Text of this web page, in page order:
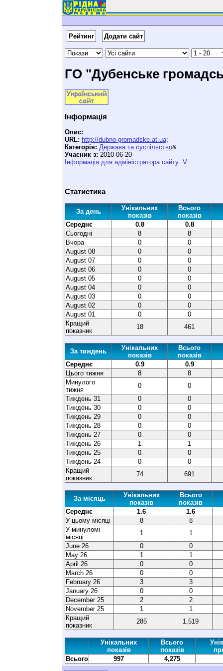
Рейтинг Додати сайт
ГО "Дубенське
Інформація
Опис:
URL: http://dubno-gromadske.at.ua;
Категорія: Держава та суспільство&
Учасник з: 2010-06-20
Інформація для адміністратора сайту: V
Статистика
За день
Унікальних
показів
Всього
показів
Середнє
0.8
0.8
Сьогодні
8
8
Вчора
0
0
August 08
0
0
August 07
0
0
August 06
0
0
August 05
0
0
August 04
0
0
August 03
0
0
August 02
0
0
August 01
0
0
Кращий
показник
18 461
За тиждень
Унікальних
показів
Всього
показів
Середнє
0.9
0.9
Цього тижня
8
8
Минулого
тижня
0
0
Тиждень 31
0
0
Тиждень 30
0
0
Тиждень 29
0
0
Тиждень 28
0
0
Тиждень 27
0
0
Тиждень 26
1
1
Тиждень 25
0
0
Тиждень 24
0
0
Кращий
показник
74 691
За місяць
Унікальних
показів
Всього
показів
Середнє
1.6
1.6
У цьому місяці
8
8
У минуломі
місяці
1
1
June 26
0
0
May 26
1
1
April 26
0
0
March 26
0
0
February 26
3
3
January 26
0
0
December 25
2
2
November 25
1
1
Кращий
показник
285 1,519
Унікальних
показів
Всього
показів
Всього
997 4,275